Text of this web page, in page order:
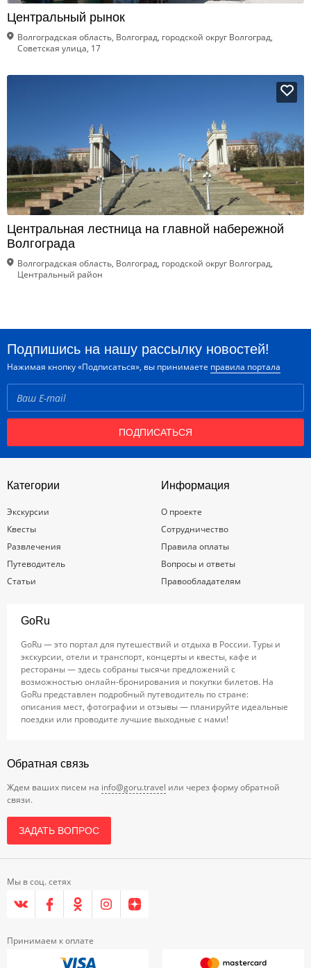
Центральный рынок
Волгоградская область, Волгоград, городской округ Волгоград,
Советская улица, 17
Центральная лестница на главной набережной
Волгограда
Волгоградская область, Волгоград, городской округ Волгоград,
Центральный район
Подпишись на нашу рассылку новостей!
Нажимая кнопку «Подписаться», вы принимаете правила портала
ПОДПИСАТЬСЯ
Категории
Экскурсии
Квесты
Развлечения
Путеводитель
Статьи
Информация
О проекте
Сотрудничество
Правила оплаты
Вопросы и ответы
Правообладателям
GoRu
GoRu — это портал для путешествий и отдыха в России. Туры и
экскурсии, отели и транспорт, концерты и квесты, кафе и
рестораны — здесь собраны тысячи предложений с
возможностью онлайн-бронирования и покупки билетов. На
GoRu представлен подробный путеводитель по стране:
описания мест, фотографии и отзывы — планируйте идеальные
поездки или проводите лучшие выходные с нами!
Обратная связь
Ждем ваших писем на info@goru.travel или через форму обратной
связи.
ЗАДАТЬ ВОПРОС
Мы в соц. сетях
Принимаем к оплате